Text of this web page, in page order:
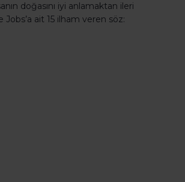
doğasını iyi anlamaktan ileri
Jobs’a ait 15 ilham veren söz: